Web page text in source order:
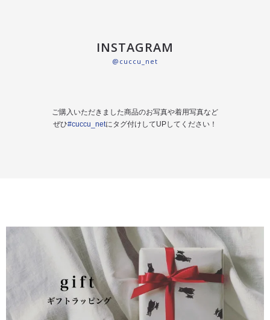
INSTAGRAM
@cuccu_net
ご購入いただきました商品のお写真や着用写真など
ぜひ#cuccu_netにタグ付けしてUPしてください！